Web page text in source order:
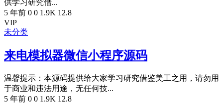
供学习研究借...
5 年前 0 0 1.9K 12.8
VIP
未分类
来电模拟器微信小程序源码
温馨提示：本源码提供给大家学习研究借鉴美工之用，请勿用
于商业和违法用途，无任何技...
5 年前 0 0 1.9K 12.8